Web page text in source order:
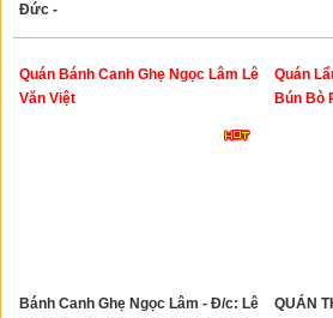
Đức -
Quán Bánh Canh Ghẹ Ngọc Lâm Lê
Văn Việt
Bánh Canh Ghẹ Ngọc Lâm - Đ/c: Lê
Quán
Bún Bò
QUÁN